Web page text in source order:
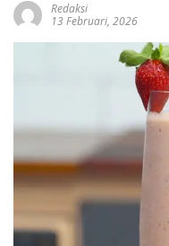
Redaksi
13 Februari, 2026